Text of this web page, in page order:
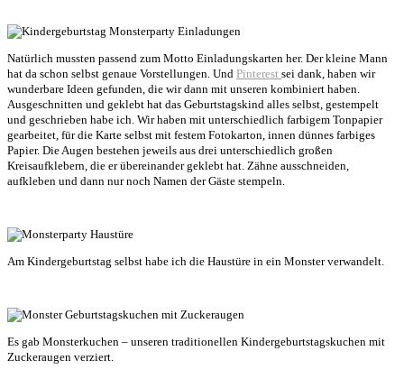
Natürlich mussten passend zum Motto Einladungskarten her. Der kleine Mann
hat da schon selbst genaue Vorstellungen. Und Pinterest sei dank, haben wir
wunderbare Ideen gefunden, die wir dann mit unseren kombiniert haben.
Ausgeschnitten und geklebt hat das Geburtstagskind alles selbst, gestempelt
und geschrieben habe ich. Wir haben mit unterschiedlich farbigem Tonpapier
gearbeitet, für die Karte selbst mit festem Fotokarton, innen dünnes farbiges
Papier. Die Augen bestehen jeweils aus drei unterschiedlich großen
Kreisaufklebern, die er übereinander geklebt hat. Zähne ausschneiden,
aufkleben und dann nur noch Namen der Gäste stempeln.
Am Kindergeburtstag selbst habe ich die Haustüre in ein Monster verwandelt.
Es gab Monsterkuchen – unseren traditionellen Kindergeburtstagskuchen mit
Zuckeraugen verziert.